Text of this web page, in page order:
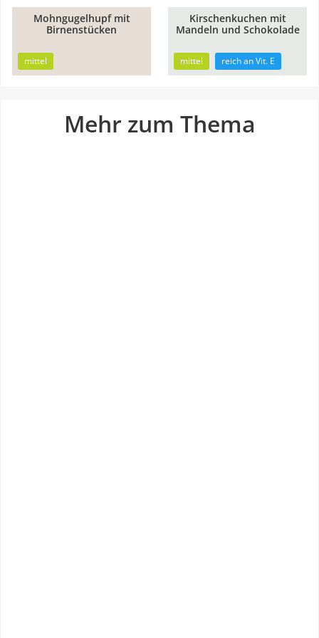
1hMohngugelhupf mit
Birnenstücken
mittel
1h
5min
Kirschenkuchen mit
Mandeln und Schokolade
mittel reich an Vit. E
Mehr zum Thema